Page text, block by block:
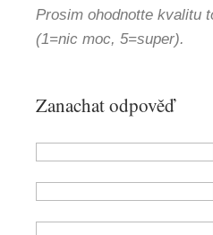
Prosim ohodnotte kvalitu
(1=nic moc, 5=super).
Zanachat odpověď